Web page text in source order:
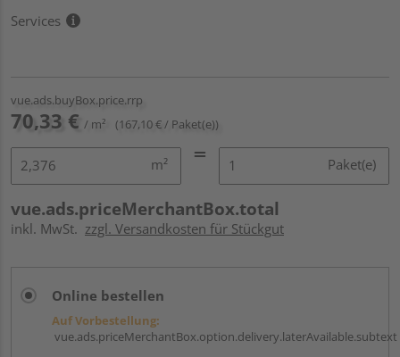
Services
vue.ads.buyBox.price.rrp
70,33 € / m² (167,10 € / Paket(e))
m² Paket(e)
vue.ads.priceMerchantBox.total
inkl. MwSt. zzgl. Versandkosten für Stückgut
Online bestellen
Auf Vorbestellung:
vue.ads.priceMerchantBox.option.delivery.laterAvailable.subtext